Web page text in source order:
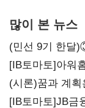
많이 본 뉴스
(민선 9기 한달
20년만에 '비상
[IB토마토]아워
가족 지배체제
(시론)꿈과 계획
[IB토마토]JB금